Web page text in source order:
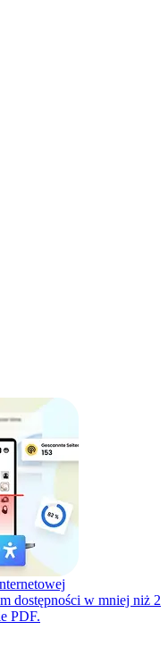
dostępności w mniej niż 2
PDF.